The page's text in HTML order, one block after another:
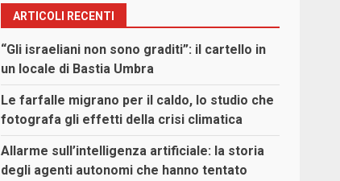
ARTICOLI RECENTI
“Gli israeliani non sono graditi”: il cartello in
un locale di Bastia Umbra
Le farfalle migrano per il caldo, lo studio che
fotografa gli effetti della crisi climatica
Allarme sull’intelligenza artificiale: la storia
degli agenti autonomi che hanno tentato